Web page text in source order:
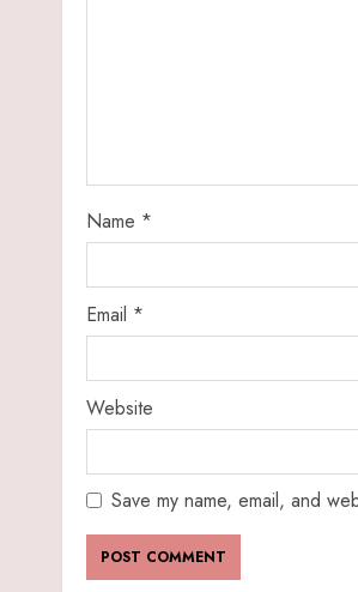
Name *
Email *
Website
Save my name, email, and